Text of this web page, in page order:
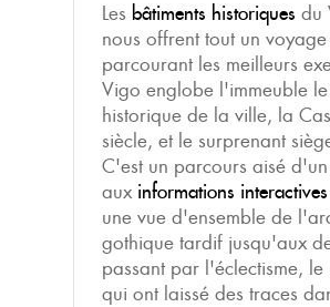
Les bâtiments historiques du
nous offrent tout un
parcourant les meilleurs
Vigo englobe l'immeuble
historique de la ville, la
siècle, et le surprenant
C'est un parcours aisé
aux informations interactives
une vue d'ensemble de
gothique tardif jusqu'aux
passant par l'éclectisme,
qui ont laissé des traces